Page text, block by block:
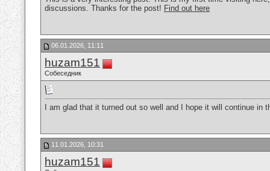
discussions. Thanks for the post! Find out here
06.01.2026, 11:11
huzam151
Собеседник
I am glad that it turned out so well and I hope it will continue
11.01.2026, 10:31
huzam151